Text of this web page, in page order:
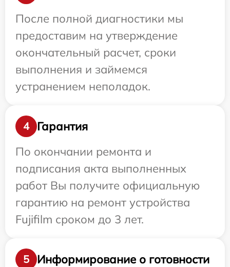
После полной диагностики мы
предоставим на утверждение
окончательный расчет, сроки
выполнения и займемся
устранением неполадок.
4
Гарантия
По окончании ремонта и
подписания акта выполненных
работ Вы получите официальную
гарантию на ремонт устройства
Fujifilm сроком до 3 лет.
5
Информирование о готовности